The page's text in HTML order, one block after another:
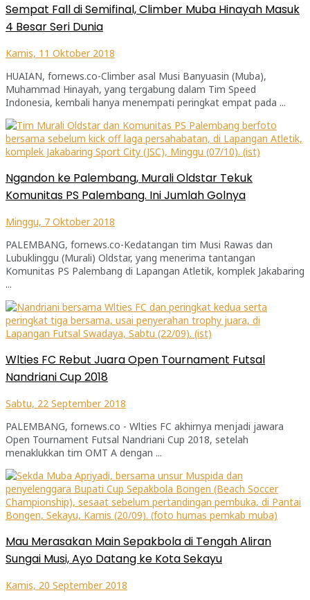
Sempat Fall di Semifinal, Climber Muba Hinayah Masuk
4 Besar Seri Dunia
Kamis, 11 Oktober 2018
HUAIAN, fornews.co-Climber asal Musi Banyuasin (Muba),
Muhammad Hinayah, yang tergabung dalam Tim Speed
Indonesia, kembali hanya menempati peringkat empat pada ...
Ngandon ke Palembang, Murali Oldstar Tekuk
Komunitas PS Palembang. Ini Jumlah Golnya
Minggu, 7 Oktober 2018
PALEMBANG, fornews.co-Kedatangan tim Musi Rawas dan
Lubuklinggu (Murali) Oldstar, yang menerima tantangan
Komunitas PS Palembang di Lapangan Atletik, komplek Jakabaring
...
Wlties FC Rebut Juara Open Tournament Futsal
Nandriani Cup 2018
Sabtu, 22 September 2018
PALEMBANG, fornews.co - Wlties FC akhirnya menjadi jawara
Open Tournament Futsal Nandriani Cup 2018, setelah
menaklukkan tim OMT A dengan ...
Mau Merasakan Main Sepakbola di Tengah Aliran
Sungai Musi, Ayo Datang ke Kota Sekayu
Kamis, 20 September 2018